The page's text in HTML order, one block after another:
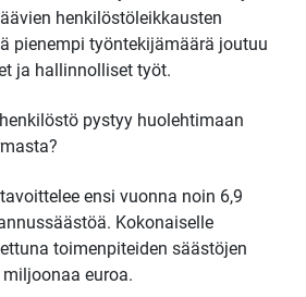
henkilöstöleikkausten
pienempi työntekijämäärä joutuu
ja hallinnolliset työt.
pystyy huolehtimaan
ensi vuonna noin 6,9
Kokonaiselle
toimenpiteiden säästöjen
euroa.